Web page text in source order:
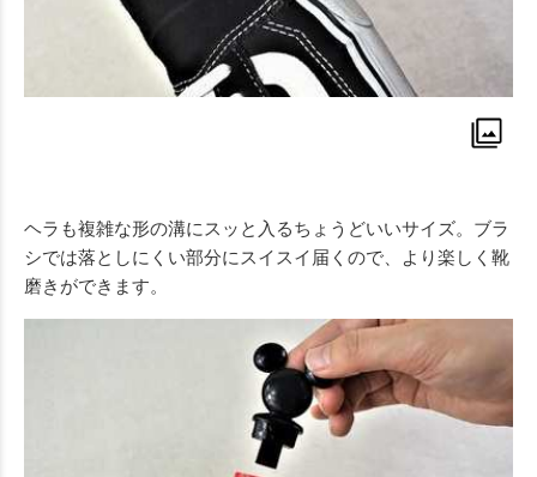
ヘラも複雑な形の溝にスッと入るちょうどいいサイズ。ブラ
シでは落としにくい部分にスイスイ届くので、より楽しく靴
磨きができます。